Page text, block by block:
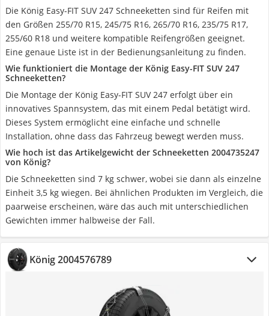
Die König Easy-FIT SUV 247 Schneeketten sind für Reifen mit
den Größen 255/70 R15, 245/75 R16, 265/70 R16, 235/75 R17,
255/60 R18 und weitere kompatible Reifengrößen geeignet.
Eine genaue Liste ist in der Bedienungsanleitung zu finden.
Wie funktioniert die Montage der König Easy-FIT SUV 247
Schneeketten?
Die Montage der König Easy-FIT SUV 247 erfolgt über ein
innovatives Spannsystem, das mit einem Pedal betätigt wird.
Dieses System ermöglicht eine einfache und schnelle
Installation, ohne dass das Fahrzeug bewegt werden muss.
Wie hoch ist das Artikelgewicht der Schneeketten ‎2004735247
von König?
Die Schneeketten sind 7 kg schwer, wobei sie dann als einzelne
Einheit 3,5 kg wiegen. Bei ähnlichen Produkten im Vergleich, die
paarweise erscheinen, wäre das auch mit unterschiedlichen
Gewichten immer halbweise der Fall.
König 2004576789